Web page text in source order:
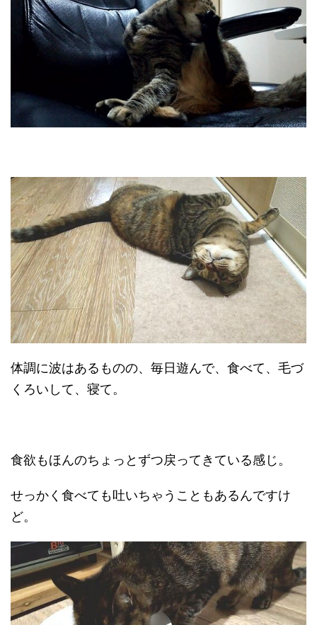
体調に波はあるものの、毎日遊んで、食べて、毛づ
くろいして、寝て。
食欲もほんのちょっとずつ戻ってきている感じ。
せっかく食べても吐いちゃうこともあるんですけ
ど。